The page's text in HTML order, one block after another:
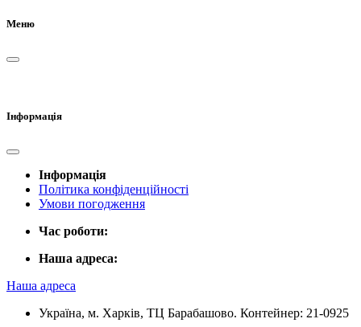
Меню
Інформація
Інформація
Політика конфіденційності
Умови погодження
Час роботи:
Наша адреса:
Наша адреса
Україна, м. Харків, ТЦ Барабашово. Контейнер: 21-0925